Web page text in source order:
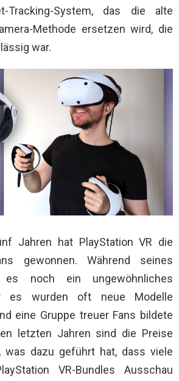
Tracking-System, das die alte
Methode ersetzen wird, die
war.
Jahren hat PlayStation VR die
gewonnen. Während seines
es noch ein ungewöhnliches
es wurden oft neue Modelle
eine Gruppe treuer Fans bildete
letzten Jahren sind die Preise
was dazu geführt hat, dass viele
VR-Bundles Ausschau